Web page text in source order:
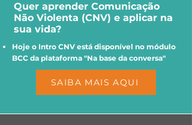
Quer aprender Comunicação
Não Violenta (CNV) e aplicar na
sua vida?
Hoje o Intro CNV está disponível no módulo
BCC da plataforma "Na base da conversa"
SAIBA MAIS AQUI